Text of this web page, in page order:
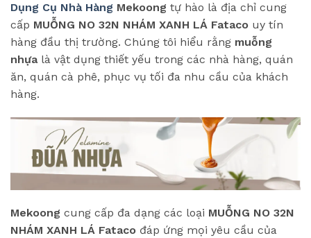
Dụng Cụ Nhà Hàng Mekoong tự hào là địa chỉ cung
cấp MUỖNG NO 32N NHÁM XANH LÁ Fataco uy tín
hàng đầu thị trường. Chúng tôi hiểu rằng muỗng
nhựalà vật dụng thiết yếu trong các nhà hàng, quán
ăn, quán cà phê, phục vụ tối đa nhu cầu của khách
hàng.
Mekoong cung cấp đa dạng các loại MUỖNG NO 32N
NHÁM XANH LÁ Fataco đáp ứng mọi yêu cầu của